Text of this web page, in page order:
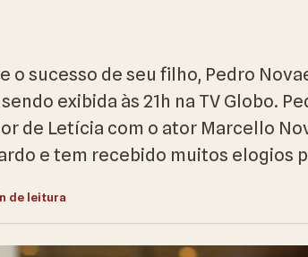
sucesso de seu filho, Pedro
exibida às 21h na TV Globo.
de Letícia com o ator Marcello
e tem recebido muitos elogios
de leitura